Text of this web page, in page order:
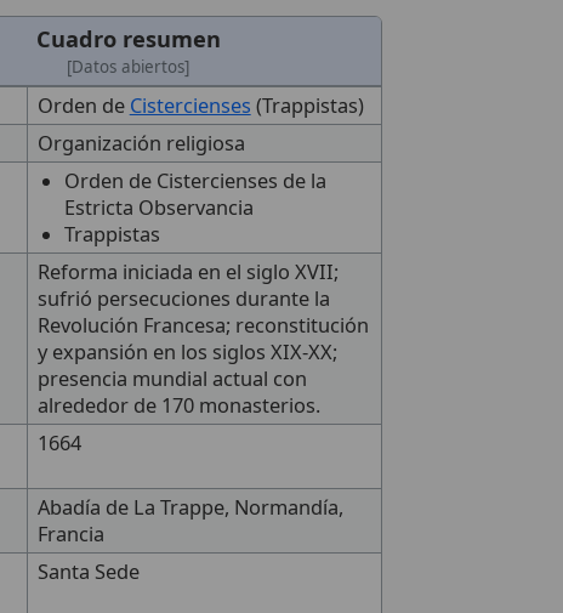
Cuadro resumen
[Datos abiertos]
Orden de Cistercienses (Trappistas)
Organización religiosa
Orden de Cistercienses de la
Estricta Observancia
Trappistas
Reforma iniciada en el siglo XVII;
sufrió persecuciones durante la
Revolución Francesa; reconstitución
y expansión en los siglos XIX-XX;
presencia mundial actual con
alrededor de 170 monasterios.
1664
Abadía de La Trappe, Normandía,
Francia
Santa Sede